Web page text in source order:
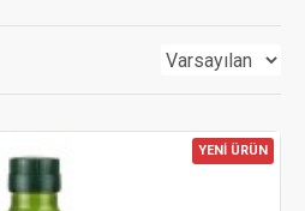
YENİ ÜRÜN